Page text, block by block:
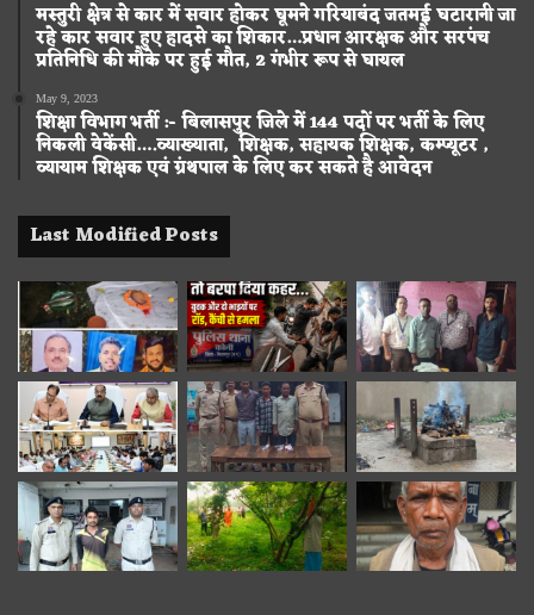
मस्तुरी क्षेत्र से कार में सवार होकर घूमने गरियाबंद जतमई घटारानी जा
रहे कार सवार हुए हादसे का शिकार…प्रधान आरक्षक और सरपंच
प्रतिनिधि की मौके पर हुई मौत, 2 गंभीर रूप से घायल
May 9, 2023
शिक्षा विभाग भर्ती :- बिलासपुर जिले में 144 पदों पर भर्ती के लिए
निकली वेकेंसी….व्याख्याता, शिक्षक, सहायक शिक्षक, कम्प्यूटर ,
व्यायाम शिक्षक एवं ग्रंथपाल के लिए कर सकते है आवेदन
Last Modified Posts